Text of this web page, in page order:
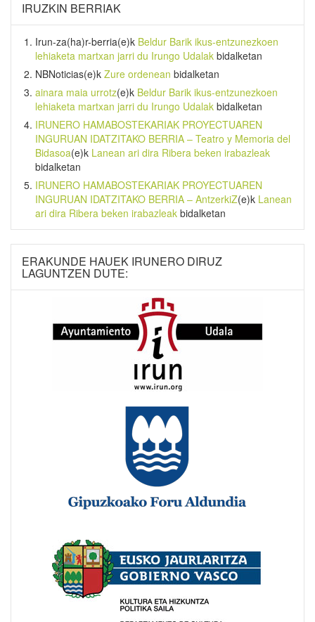
IRUZKIN BERRIAK
Irun-za(ha)r-berria(e)k Beldur Barik ikus-entzunezkoen
lehiaketa martxan jarri du Irungo Udalak bidalketan
NBNoticias(e)k Zure ordenean bidalketan
ainara maia urrotz(e)k Beldur Barik ikus-entzunezkoen
lehiaketa martxan jarri du Irungo Udalak bidalketan
IRUNERO HAMABOSTEKARIAK PROYECTUAREN
INGURUAN IDATZITAKO BERRIA – Teatro y Memoria del
Bidasoa(e)k Lanean ari dira Ribera beken irabazleak
bidalketan
IRUNERO HAMABOSTEKARIAK PROYECTUAREN
INGURUAN IDATZITAKO BERRIA – AntzerkiZ(e)k Lanean
ari dira Ribera beken irabazleak bidalketan
ERAKUNDE HAUEK IRUNERO DIRUZ
LAGUNTZEN DUTE: